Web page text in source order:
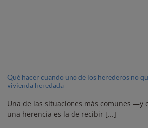
Qué hacer cuando uno de los herederos no
vivienda heredada
Una de las situaciones más comunes —y
una herencia es la de recibir [...]